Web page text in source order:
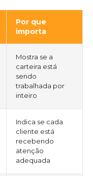
Por que
importa
Mostra se a
carteira está
sendo
trabalhada por
inteiro
Indica se cada
cliente está
recebendo
atenção
adequada